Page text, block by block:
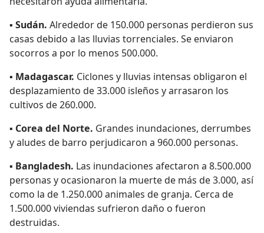
▪ Sudán. Alrededor de 150.000 personas perdieron sus
casas debido a las lluvias torrenciales. Se enviaron
socorros a por lo menos 500.000.
▪ Madagascar. Ciclones y lluvias intensas obligaron el
desplazamiento de 33.000 isleños y arrasaron los
cultivos de 260.000.
▪ Corea del Norte. Grandes inundaciones, derrumbes
y aludes de barro perjudicaron a 960.000 personas.
▪ Bangladesh. Las inundaciones afectaron a 8.500.000
personas y ocasionaron la muerte de más de 3.000, así
como la de 1.250.000 animales de granja. Cerca de
1.500.000 viviendas sufrieron daño o fueron
destruidas.